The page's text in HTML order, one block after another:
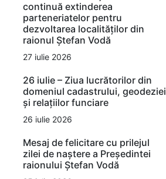
continuă extinderea
parteneriatelor pentru
dezvoltarea localităților din
raionul Ștefan Vodă
27 iulie 2026
26 iulie – Ziua lucrătorilor din
domeniul cadastrului, geodeziei
și relațiilor funciare
26 iulie 2026
Mesaj de felicitare cu prilejul
zilei de naștere a Președintei
raionului Ștefan Vodă